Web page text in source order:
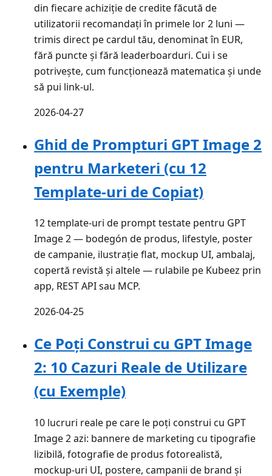
din fiecare achiziție de credite făcută de
utilizatorii recomandați în primele lor 2 luni —
trimis direct pe cardul tău, denominat în EUR,
fără puncte și fără leaderboarduri. Cui i se
potrivește, cum funcționează matematica și unde
să pui link-ul.
2026-04-27
Ghid de Prompturi GPT Image 2
pentru Marketeri (cu 12
Template-uri de Copiat)
12 template-uri de prompt testate pentru GPT
Image 2 — bodegón de produs, lifestyle, poster
de campanie, ilustrație flat, mockup UI, ambalaj,
copertă revistă și altele — rulabile pe Kubeez prin
app, REST API sau MCP.
2026-04-25
Ce Poți Construi cu GPT Image
2: 10 Cazuri Reale de Utilizare
(cu Exemple)
10 lucruri reale pe care le poți construi cu GPT
Image 2 azi: bannere de marketing cu tipografie
lizibilă, fotografie de produs fotorealistă,
mockup-uri UI, postere, campanii de brand și